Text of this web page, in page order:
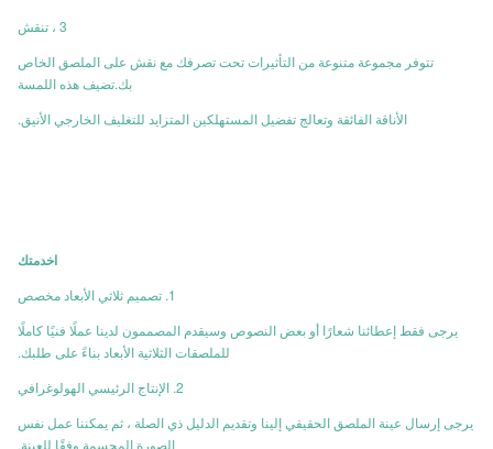
3 ، تنقش
تتوفر مجموعة متنوعة من التأثيرات تحت تصرفك مع نقش على الملصق الخاص
بك.تضيف هذه اللمسة
الأناقة الفائقة وتعالج تفضيل المستهلكين المتزايد للتغليف الخارجي الأنيق.
اخدمتك
1. تصميم ثلاثي الأبعاد مخصص
يرجى فقط إعطائنا شعارًا أو بعض النصوص وسيقدم المصممون لدينا عملًا فنيًا كاملًا
للملصقات الثلاثية الأبعاد بناءً على طلبك.
2. الإنتاج الرئيسي الهولوغرافي
يرجى إرسال عينة الملصق الحقيقي إلينا وتقديم الدليل ذي الصلة ، ثم يمكننا عمل نفس
الصورة المجسمة وفقًا للعينة.